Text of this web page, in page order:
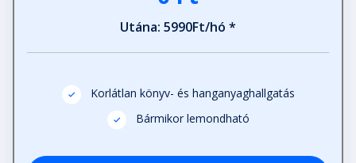
Utána: 5990Ft/hó *
Korlátlan könyv- és hanganyaghallgatás
Bármikor lemondható